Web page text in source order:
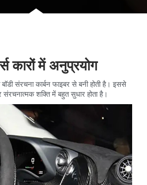
कारों में अनुप्रयोग
संरचना कार्बन फाइबर से बनी होती है। इससे
संरचनात्मक शक्ति में बहुत सुधार होता है।